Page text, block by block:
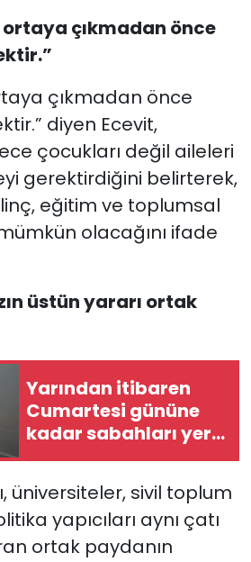
çıkmadan önce
çıkmadan önce
diyen Ecevit,
çocukları değil aileleri
gerektirdiğini belirterek,
eğitim ve toplumsal
olacağını ifade
üstün yararı ortak
Yarından itibaren
Cumartesi gününe
kadar sabahları yer
yer sis olacak
üniversiteler, sivil toplum
yapıcıları aynı çatı
ortak paydanın